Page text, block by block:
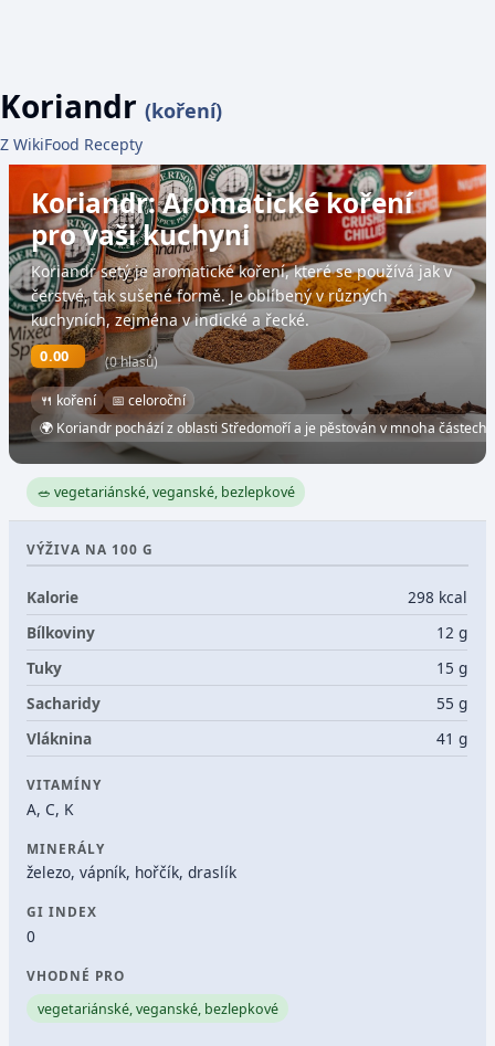
Koriandr (koření)
Z WikiFood Recepty
Koriandr: Aromatické koření
pro vaši kuchyni
Koriandr setý je aromatické koření, které se používá jak v
čerstvé, tak sušené formě. Je oblíbený v různých
kuchyních, zejména v indické a řecké.
0.00 (0 hlasů)
🍴 koření
📅 celoroční
🌍 Koriandr pochází z oblasti Středomoří a je pěstován v mnoha částech
🥗 vegetariánské, veganské, bezlepkové
VÝŽIVA NA 100 G
Kalorie
298 kcal
Bílkoviny
12 g
Tuky
15 g
Sacharidy
55 g
Vláknina
41 g
VITAMÍNY
A, C, K
MINERÁLY
železo, vápník, hořčík, draslík
GI INDEX
0
VHODNÉ PRO
vegetariánské, veganské, bezlepkové